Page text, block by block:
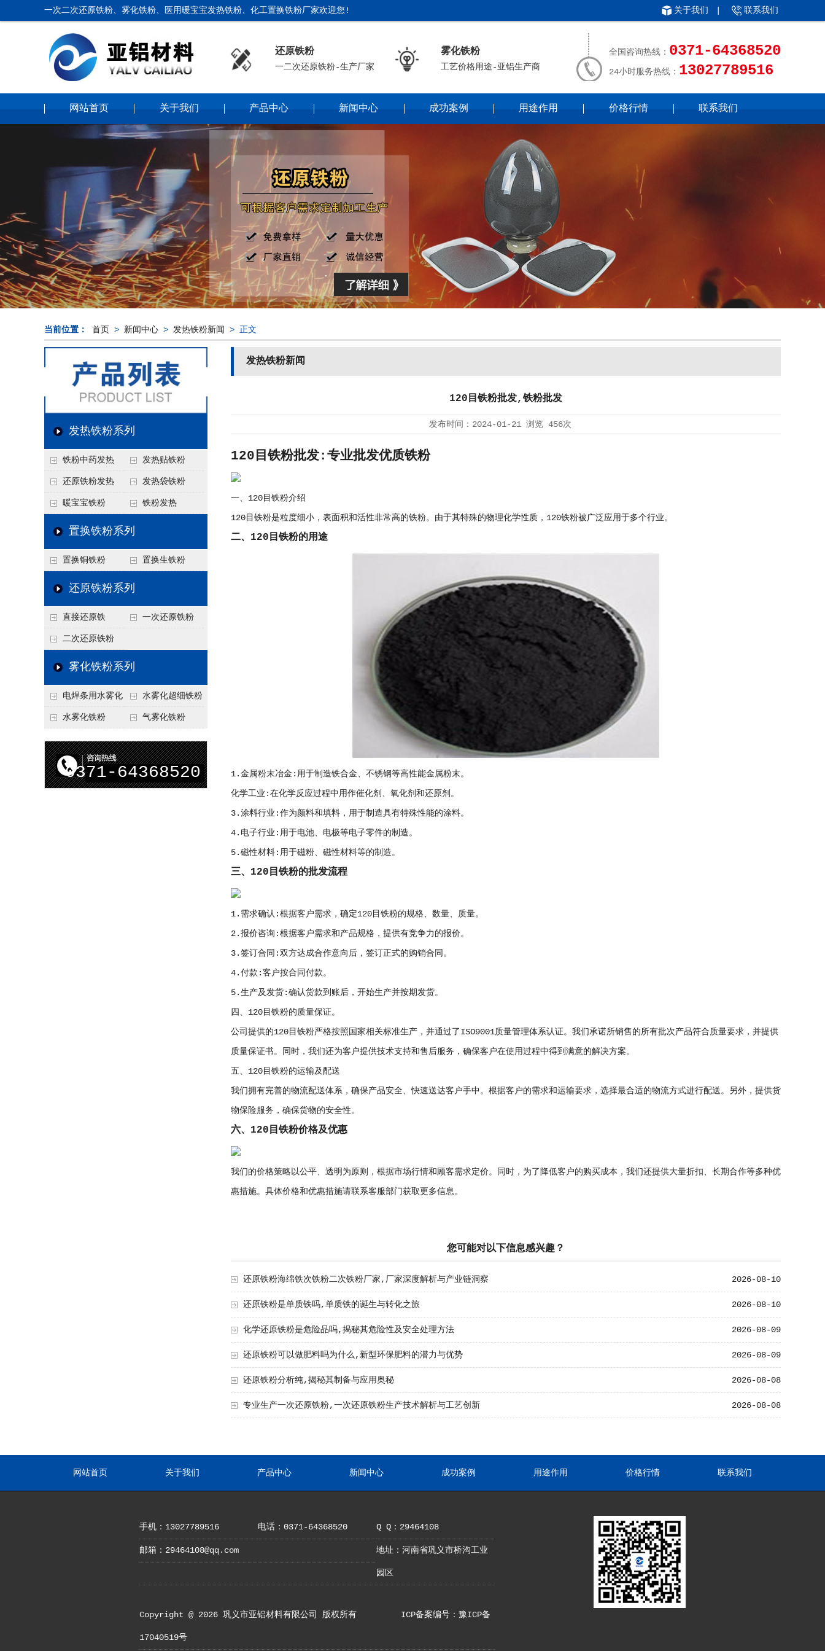
一次二次还原铁粉、雾化铁粉、医用暖宝宝发热铁粉、化工置换铁粉厂家欢迎您! 关于我们 联系我们
还原铁粉
一二次还原铁粉-生产厂家
雾化铁粉
工艺价格用途-亚铝生产商
全国咨询热线： 0371-64368520
24小时服务热线： 13027789516
网站首页 关于我们 产品中心 新闻中心 成功案例 用途作用 价格行情 联系我们
当前位置： 首页 > 新闻中心 > 发热铁粉新闻 > 正文
发热铁粉系列
铁粉中药发热 发热贴铁粉
还原铁粉发热 发热袋铁粉
暖宝宝铁粉 铁粉发热
置换铁粉系列
置换铜铁粉 置换生铁粉
还原铁粉系列
直接还原铁 一次还原铁粉
二次还原铁粉
雾化铁粉系列
电焊条用水雾化
铁粉
水雾化超细铁粉
水雾化铁粉 气雾化铁粉
0371-64368520
发热铁粉新闻
120目铁粉批发,铁粉批发
发布时间： 2024-01-21 浏览 456次
120目铁粉批发:专业批发优质铁粉
一、120目铁粉介绍
120目铁粉是粒度细小，表面积和活性非常高的铁粉。由于其特殊的物理化学性质，120铁粉被广泛应用于多个行业。
二、120目铁粉的用途
1.金属粉末冶金:用于制造铁合金、不锈钢等高性能金属粉末。
化学工业:在化学反应过程中用作催化剂、氧化剂和还原剂。
3.涂料行业:作为颜料和填料，用于制造具有特殊性能的涂料。
4.电子行业:用于电池、电极等电子零件的制造。
5.磁性材料:用于磁粉、磁性材料等的制造。
三、120目铁粉的批发流程
1.需求确认:根据客户需求，确定120目铁粉的规格、数量、质量。
2.报价咨询:根据客户需求和产品规格，提供有竞争力的报价。
3.签订合同:双方达成合作意向后，签订正式的购销合同。
4.付款:客户按合同付款。
5.生产及发货:确认货款到账后，开始生产并按期发货。
四、120目铁粉的质量保证。
公司提供的120目铁粉严格按照国家相关标准生产，并通过了ISO9001质量管理体系认证。我们承诺所销售的所有批次产品符合质量要求，并提供
质量保证书。同时，我们还为客户提供技术支持和售后服务，确保客户在使用过程中得到满意的解决方案。
五、120目铁粉的运输及配送
我们拥有完善的物流配送体系，确保产品安全、快速送达客户手中。根据客户的需求和运输要求，选择最合适的物流方式进行配送。另外，提供货
物保险服务，确保货物的安全性。
六、120目铁粉价格及优惠
我们的价格策略以公平、透明为原则，根据市场行情和顾客需求定价。同时，为了降低客户的购买成本，我们还提供大量折扣、长期合作等多种优
惠措施。具体价格和优惠措施请联系客服部门获取更多信息。
您可能对以下信息感兴趣？
2026-08-10
还原铁粉海绵铁次铁粉二次铁粉厂家,厂家深度解析与产业链洞察
2026-08-10
还原铁粉是单质铁吗,单质铁的诞生与转化之旅
2026-08-09
化学还原铁粉是危险品吗,揭秘其危险性及安全处理方法
2026-08-09
还原铁粉可以做肥料吗为什么,新型环保肥料的潜力与优势
2026-08-08
还原铁粉分析纯,揭秘其制备与应用奥秘
2026-08-08
专业生产一次还原铁粉,一次还原铁粉生产技术解析与工艺创新
网站首页 关于我们 产品中心 新闻中心 成功案例 用途作用 价格行情 联系我们
手机：13027789516 电话：0371-64368520 Q Q：29464108
邮箱：29464108@qq.com 地址：河南省巩义市桥沟工业
园区
Copyright @ 2026 巩义市亚铝材料有限公司 版权所有 ICP备案编号：豫ICP备
17040519号